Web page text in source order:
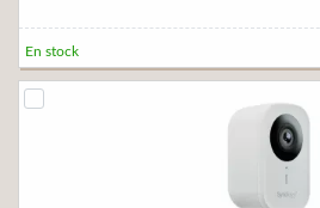
En stock